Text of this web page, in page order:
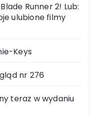
Runner 2! Lub:
ulubione filmy
Keys
nr 276
teraz w wydaniu